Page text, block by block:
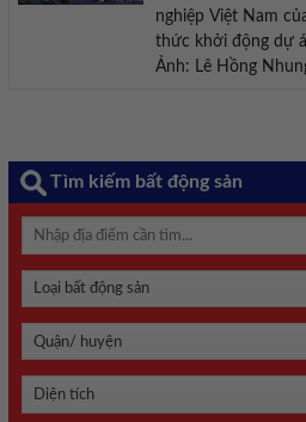
nghiệp Việt Nam
thức khởi động dự
Ảnh: Lê Hồng
Tìm kiếm bất động sản